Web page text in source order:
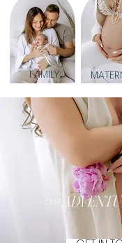
FAMILY
OUR